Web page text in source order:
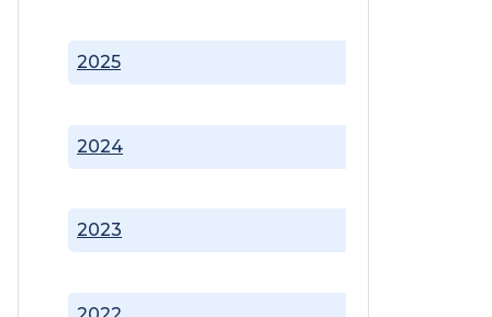
2023
2024
2025